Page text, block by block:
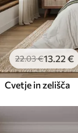
22.03€13 .22 €
Cvetje in zelišča